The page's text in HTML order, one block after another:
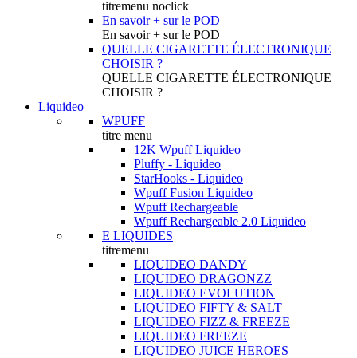
titremenu noclick
En savoir + sur le POD
En savoir + sur le POD
QUELLE CIGARETTE ÉLECTRONIQUE
CHOISIR ?
QUELLE CIGARETTE ÉLECTRONIQUE
CHOISIR ?
Liquideo
WPUFF
titre menu
12K Wpuff Liquideo
Pluffy - Liquideo
StarHooks - Liquideo
Wpuff Fusion Liquideo
Wpuff Rechargeable
Wpuff Rechargeable 2.0 Liquideo
E LIQUIDES
titremenu
LIQUIDEO DANDY
LIQUIDEO DRAGONZZ
LIQUIDEO EVOLUTION
LIQUIDEO FIFTY & SALT
LIQUIDEO FIZZ & FREEZE
LIQUIDEO FREEZE
LIQUIDEO JUICE HEROES